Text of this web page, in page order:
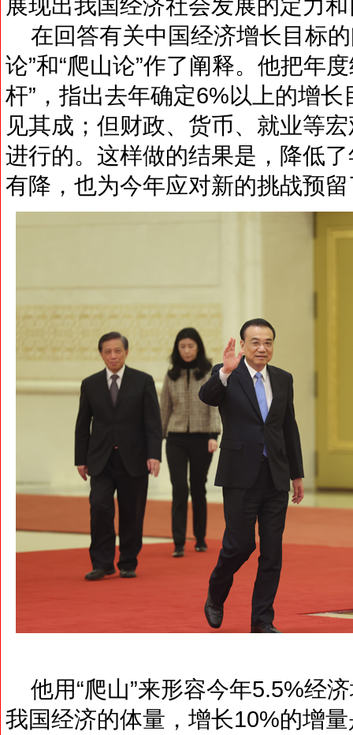
在回答有关中国经济增长目标
论”和“爬山论”作了阐释。他把年
杆”，指出去年确定6%以上的增长
见其成；但财政、货币、就业等
进行的。这样做的结果是，降低
有降，也为今年应对新的挑战预
他用“爬山”来形容今年5.5%经
我国经济的体量，增长10%的增